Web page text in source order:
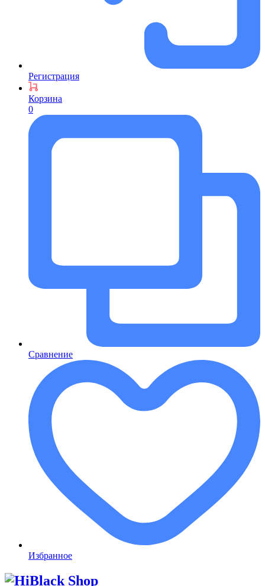
Регистрация
Корзина
0
Сравнение
Избранное